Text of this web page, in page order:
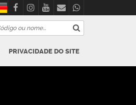
PRIVACIDADE DO SITE